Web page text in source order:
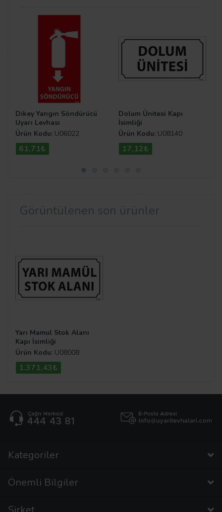
Dikey Yangın Söndürücü
Uyarı Levhası
Ürün Kodu: U06022
61,71₺
Dolum Ünitesi Kapı
İsimliği
Ürün Kodu: U08140
17,12₺
Görüntülenen son ürünler
Yarı Mamul Stok Alanı
Kapı İsimliği
Ürün Kodu: U08008
1.371,43₺
Kategoriler
Önemli Bilgiler